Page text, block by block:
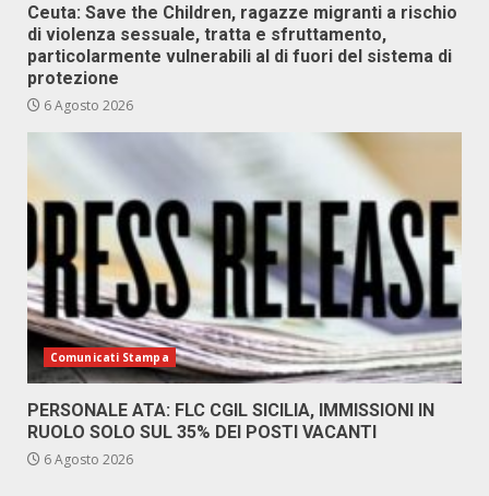
Ceuta: Save the Children, ragazze migranti a rischio
di violenza sessuale, tratta e sfruttamento,
particolarmente vulnerabili al di fuori del sistema di
protezione
6 Agosto 2026
Comunicati Stampa
PERSONALE ATA: FLC CGIL SICILIA, IMMISSIONI IN
RUOLO SOLO SUL 35% DEI POSTI VACANTI
6 Agosto 2026